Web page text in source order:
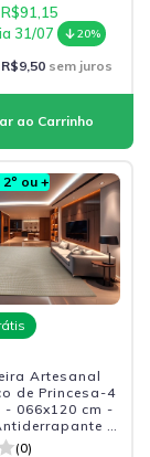
R$91,15
31/07
20%
R$9,50sem juros
2º ou +
Artesanal
de Princesa-4
- 066x120 cm -
e
(0)